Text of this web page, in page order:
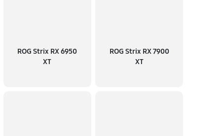
ROG Strix RX 6950
XT
ROG Strix RX 7900
XT